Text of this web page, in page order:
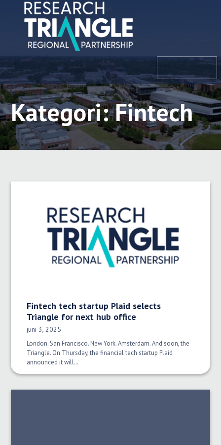
Hoppa till innehållet
meny
Kategori: Fintech
Fintech tech startup Plaid selects
Triangle for next hub office
Publiceringsdatum:
juni 3, 2025
London. San Francisco. New York. Amsterdam. And soon, the
Triangle. On Thursday, the financial tech startup Plaid
announced it will…